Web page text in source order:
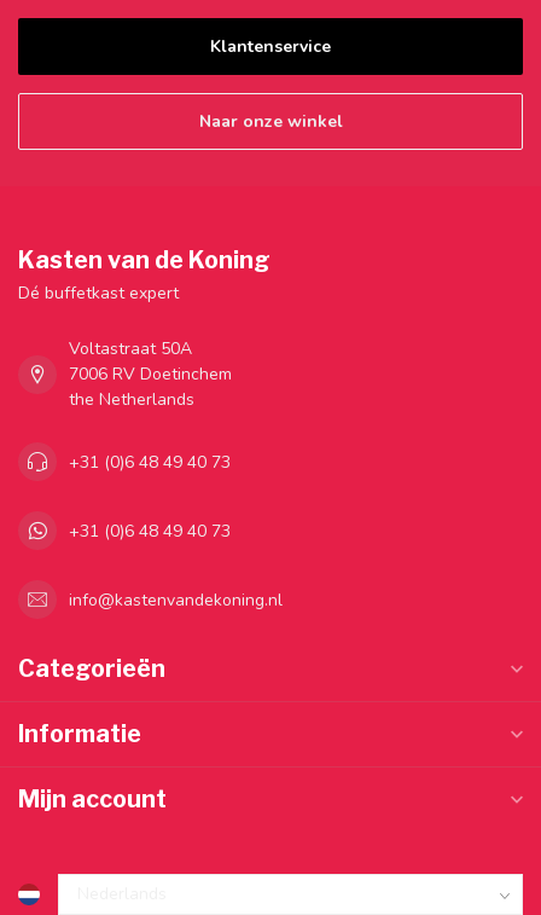
Klantenservice
Naar onze winkel
Kasten van de Koning
Dé buffetkast expert
Voltastraat 50A
7006 RV Doetinchem
the Netherlands
+31 (0)6 48 49 40 73
+31 (0)6 48 49 40 73
info@kastenvandekoning.nl
Categorieën
Informatie
Mijn account